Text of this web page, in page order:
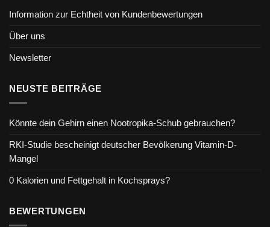
Information zur Echtheit von Kundenbewertungen
Über uns
Newsletter
NEUSTE BEITRÄGE
Könnte dein Gehirn einen Nootropika-Schub gebrauchen?
RKI-Studie bescheinigt deutscher Bevölkerung Vitamin-D-
Mangel
0 Kalorien und Fettgehalt in Kochsprays?
BEWERTUNGEN